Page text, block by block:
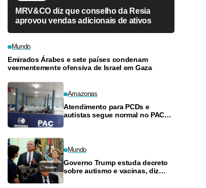
MRV&CO diz que conselho da Resia
aprovou vendas adicionais de ativos
Mundo
Emirados Árabes e sete países condenam
veementemente ofensiva de Israel em Gaza
Amazonas
Atendimento para PCDs e
autistas segue normal no PAC
Mundo
Governo Trump estuda decreto
sobre autismo e vacinas, diz